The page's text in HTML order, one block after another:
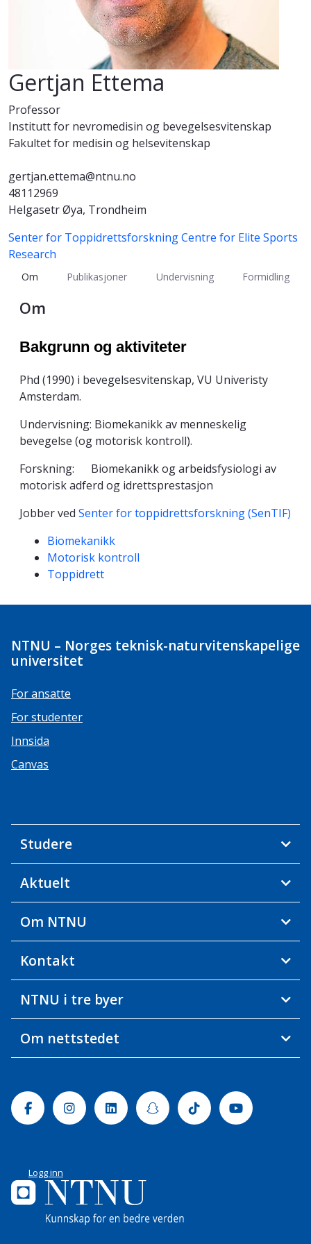
Gertjan Ettema
Professor
Institutt for nevromedisin og bevegelsesvitenskap
Fakultet for medisin og helsevitenskap
gertjan.ettema@ntnu.no
48112969
Helgasetr Øya, Trondheim
Senter for ToppidrettsforskningCentre for Elite Sports
Research
Om Publikasjoner Undervisning Formidling
Om
Bakgrunn og aktiviteter
Phd (1990) i bevegelsesvitenskap, VU Univeristy
Amsterdam.
Undervisning: Biomekanikk av menneskelig
bevegelse (og motorisk kontroll).
Forskning: Biomekanikk og arbeidsfysiologi av
motorisk adferd og idrettsprestasjon
Jobber ved Senter for toppidrettsforskning (SenTIF)
Kompetanseord
Biomekanikk
Motorisk kontroll
Toppidrett
NTNU – Norges teknisk-naturvitenskapelige
universitet
For ansatte
For studenter
Innsida
Canvas
Studere
Aktuelt
Om NTNU
Kontakt
NTNU i tre byer
Om nettstedet
FacebookInstagramLinkedinSnapchatTiktok Youtube
Logg inn